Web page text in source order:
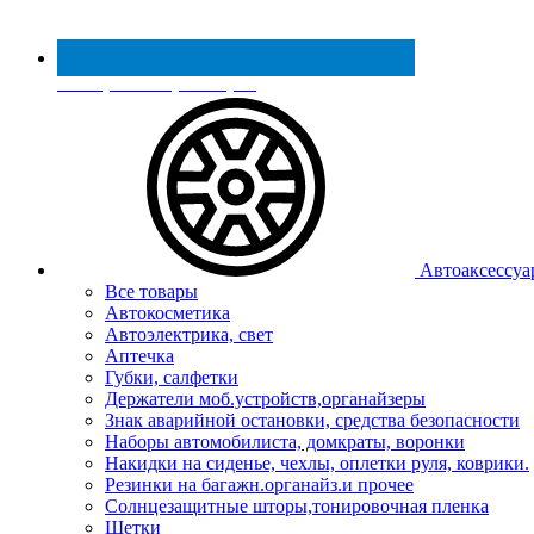
Реестр МинПромТорга
Все товары
Автокосметика
Автоэлектрика, свет
Аптечка
Губки, салфетки
Держатели моб.устройств,органайзеры
Знак аварийной остановки, средства безопасности
Наборы автомобилиста, домкраты, воронки
Накидки на сиденье, чехлы, оплетки руля, коврики.
Резинки на багажн.органайз.и прочее
Солнцезащитные шторы,тонировочная пленка
Щетки